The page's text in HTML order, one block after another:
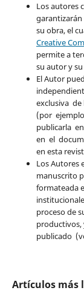
Los autores
garantizarán
su obra, el
Creative
permite a
su autor y
El Autor
exclusiva de
(por
publicarla
en el
en esta
Los Autores
manuscrito
formateada
proceso de
publicado
Artículos más